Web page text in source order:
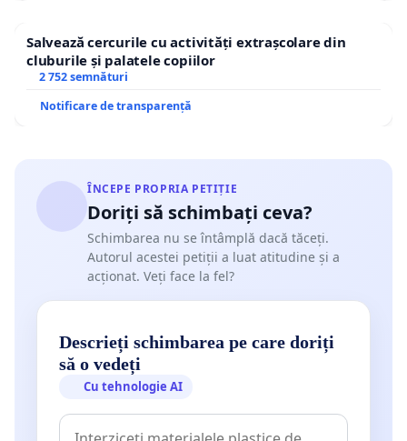
Salvează cercurile cu activități extrașcolare din
cluburile și palatele copiilor
2 752 semnături
Notificare de transparență
ÎNCEPE PROPRIA PETIȚIE
Doriți să schimbați ceva?
Schimbarea nu se întâmplă dacă tăceți.
Autorul acestei petiții a luat atitudine și a
acționat. Veți face la fel?
Descrieți schimbarea pe care doriți
să o vedeți
Cu tehnologie AI